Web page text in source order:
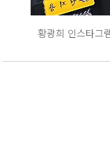
황광희 인스타그